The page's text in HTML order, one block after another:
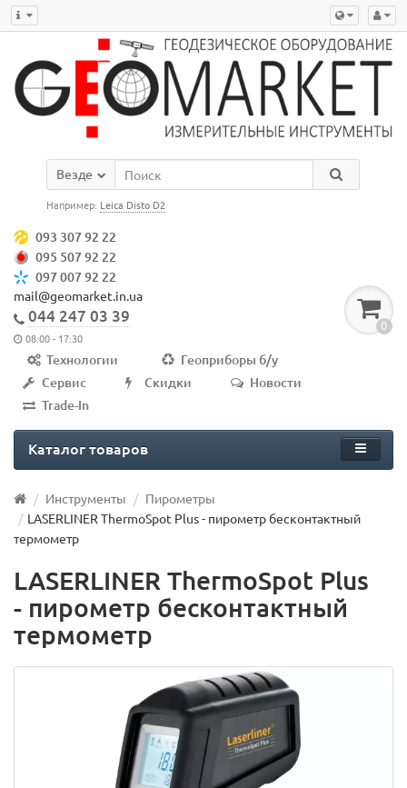
Везде
Например: Leica Disto D2
093 307 92 22
095 507 92 22
097 007 92 22
mail@geomarket.in.ua
044 247 03 39
08:00 - 17:30
0
Технологии
Геоприборы б/у
Сервис
Скидки
Новости
Trade-In
Каталог товаров
Инструменты
Пирометры
LASERLINER ThermoSpot Plus - пирометр бесконтактный
термометр
LASERLINER ThermoSpot Plus
- пирометр бесконтактный
термометр